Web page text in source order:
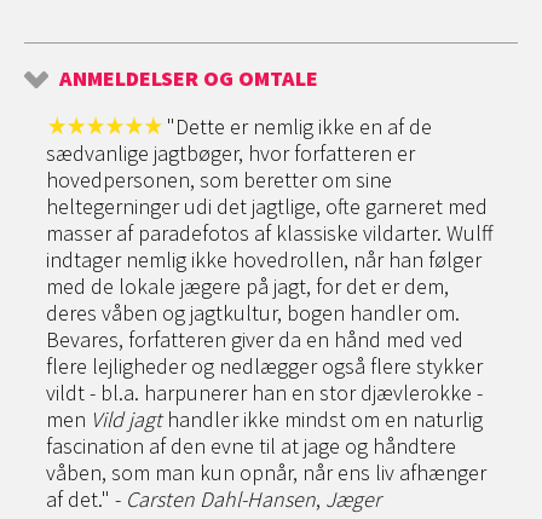
ANMELDELSER OG OMTALE
"Dette er nemlig ikke en af de
sædvanlige jagtbøger, hvor forfatteren er
hovedpersonen, som beretter om sine
heltegerninger udi det jagtlige, ofte garneret med
masser af paradefotos af klassiske vildarter. Wulff
indtager nemlig ikke hovedrollen, når han følger
med de lokale jægere på jagt, for det er dem,
deres våben og jagtkultur, bogen handler om.
Bevares, forfatteren giver da en hånd med ved
flere lejligheder og nedlægger også flere stykker
vildt - bl.a. harpunerer han en stor djævlerokke -
men Vild jagthandler ikke mindst om en naturlig
fascination af den evne til at jage og håndtere
våben, som man kun opnår, når ens liv afhænger
af det." - Carsten Dahl-Hansen, Jæger